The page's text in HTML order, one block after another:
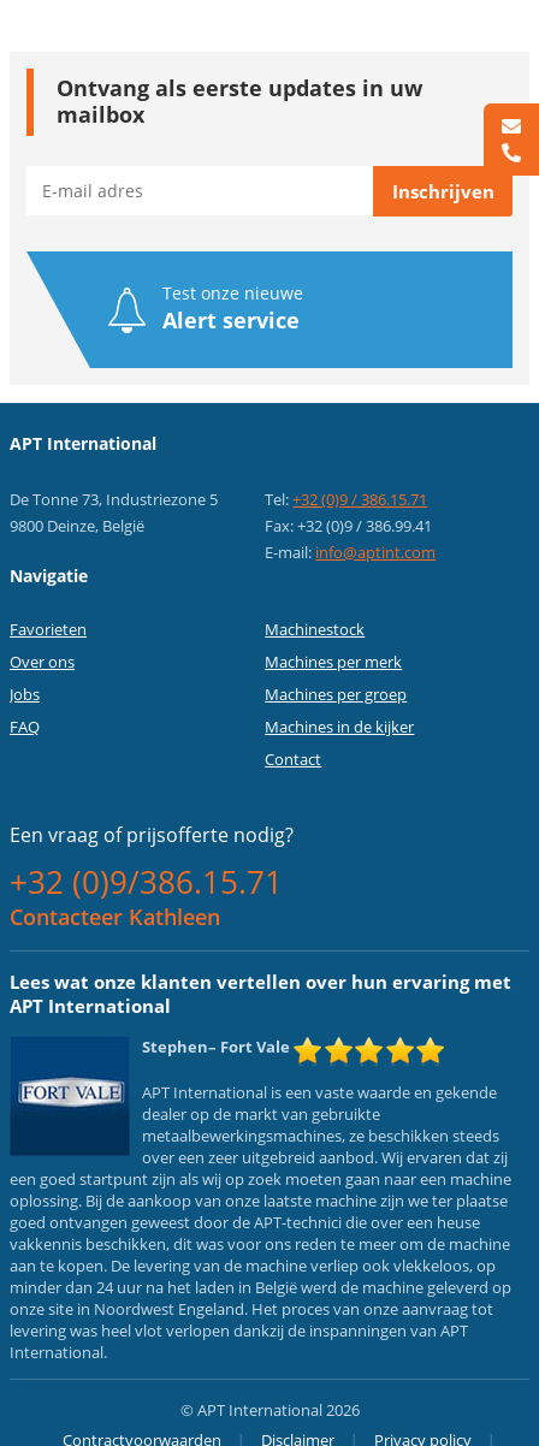
Ontvang als eerste updates in uw
mailbox
Test onze nieuwe
Alert service
APT International
De Tonne 73, Industriezone 5
9800 Deinze, België
Tel:+32 (0)9 / 386.15.71
Fax: +32 (0)9 / 386.99.41
E-mail: info@aptint.com
Navigatie
Favorieten
Over ons
Jobs
FAQ
Machinestock
Machines per merk
Machines per groep
Machines in de kijker
Contact
Een vraag ofprijsofferte nodig?
+32 (0)9/386.15.71
Contacteer Kathleen
Lees wat onze klanten vertellen over hun ervaring met
APT International
Stephen– Fort Vale
APT International is een vaste waarde en gekende
dealer op de markt van gebruikte
metaalbewerkingsmachines, ze beschikken steeds
over een zeer uitgebreid aanbod. Wij ervaren dat zij
een goed startpunt zijn als wij op zoek moeten gaan naar een machine
oplossing. Bij de aankoop van onze laatste machine zijn we ter plaatse
goed ontvangen geweest door de APT-technici die over een heuse
vakkennis beschikken, dit was voor ons reden te meer om de machine
aan te kopen. De levering van de machine verliep ook vlekkeloos, op
minder dan 24 uur na het laden in België werd de machine geleverd op
onze site in Noordwest Engeland. Het proces van onze aanvraag tot
levering was heel vlot verlopen dankzij de inspanningen van APT
International.
© APT International 2026
Contractvoorwaarden
Disclaimer Privacy policy